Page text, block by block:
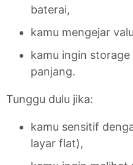
baterai,
kamu mengejar
kamu ingin
panjang.
Tunggu dulu jika:
kamu sensitif
layar flat),